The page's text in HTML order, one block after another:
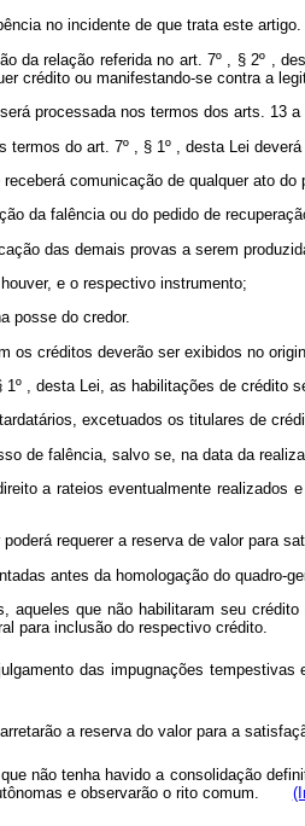
no incidente de que trata este
da relação referida no art. 7º , § 2º ,
crédito ou manifestando-se contra a
processada nos termos dos arts. 13 a
termos do art. 7º , § 1º , desta Lei deverá
comunicação de qualquer ato do
da falência ou do pedido de
das demais provas a serem
e o respectivo instrumento;
posse do credor.
os créditos deverão ser exibidos no
, desta Lei, as habilitações de crédito
excetuados os titulares de
de falência, salvo se, na data da
a rateios eventualmente
requerer a reserva de valor para
antes da homologação do
aqueles que não habilitaram seu
para inclusão do respectivo crédito.
das impugnações
a reserva do valor para a
não tenha havido a consolidação
e observarão o rito comum.